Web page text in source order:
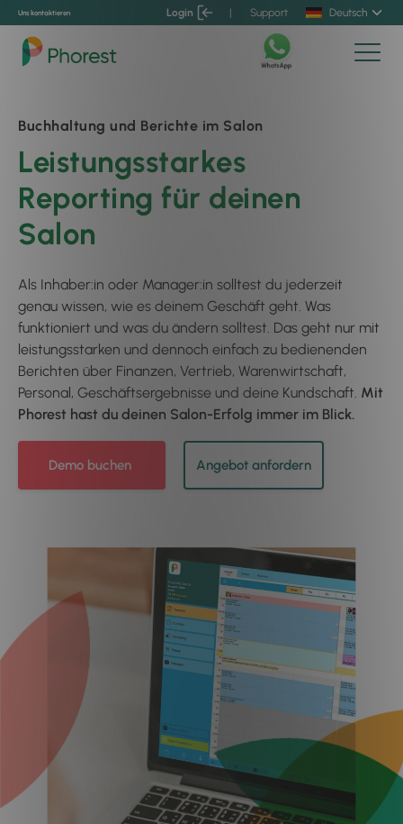
Uns kontaktieren Login | Support Deutsch
Buchhaltung und Berichte im Salon
Leistungsstarkes
Reporting für deinen
Salon
Als Inhaber:in oder Manager:in solltest du jederzeit
genau wissen, wie es deinem Geschäft geht. Was
funktioniert und was du ändern solltest. Das geht nur mit
leistungsstarken und dennoch einfach zu bedienenden
Berichten über Finanzen, Vertrieb, Warenwirtschaft,
Personal, Geschäftsergebnisse und deine Kundschaft. Mit
Phorest hast du deinen Salon-Erfolg immer im Blick.
Demo buchen Angebot anfordern